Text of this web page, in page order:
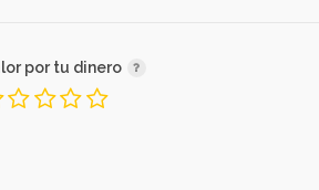
por tu dinero